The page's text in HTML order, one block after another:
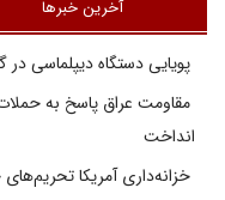
آخرین خبرها
پویایی دستگاه دیپلماسی در
مقاومت عراق پاسخ به
انداخت
خزانه‌داری آمریکا